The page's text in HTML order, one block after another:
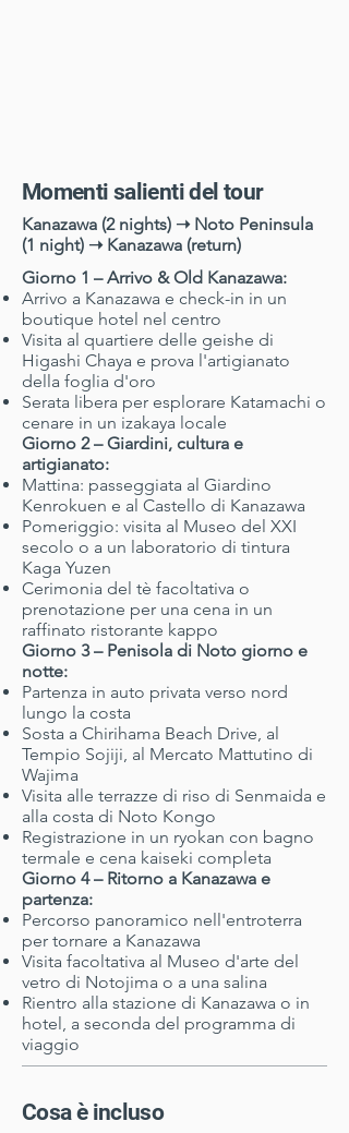
Momenti salienti del tour
Kanazawa (2 nights) ➝ Noto Peninsula
(1 night) ➝ Kanazawa (return)
Giorno 1 – Arrivo & Old Kanazawa:
Arrivo a Kanazawa e check-in in un
boutique hotel nel centro
Visita al quartiere delle geishe di
Higashi Chaya e prova l'artigianato
della foglia d'oro
Serata libera per esplorare Katamachi o
cenare in un izakaya locale
Giorno 2 – Giardini, cultura e
artigianato:
Mattina: passeggiata al Giardino
Kenrokuen e al Castello di Kanazawa
Pomeriggio: visita al Museo del XXI
secolo o a un laboratorio di tintura
Kaga Yuzen
Cerimonia del tè facoltativa o
prenotazione per una cena in un
raffinato ristorante kappo
Giorno 3 – Penisola di Noto giorno e
notte:
Partenza in auto privata verso nord
lungo la costa
Sosta a Chirihama Beach Drive, al
Tempio Sojiji, al Mercato Mattutino di
Wajima
Visita alle terrazze di riso di Senmaida e
alla costa di Noto Kongo
Registrazione in un ryokan con bagno
termale e cena kaiseki completa
Giorno 4 – Ritorno a Kanazawa e
partenza:
Percorso panoramico nell'entroterra
per tornare a Kanazawa
Visita facoltativa al Museo d'arte del
vetro di Notojima o a una salina
Rientro alla stazione di Kanazawa o in
hotel, a seconda del programma di
viaggio
Cosa è incluso